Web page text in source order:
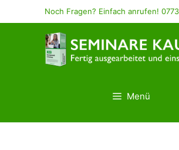
Inhalt
Noch Fragen? Einfach anrufen!
Menü